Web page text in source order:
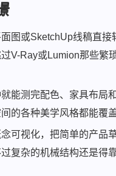
图或SketchUp线稿直接
V-Ray或Lumion那些繁
能测完配色、家具布局
的各种美学风格都能覆盖
可视化，把简单的产品
复杂的机械结构还是得